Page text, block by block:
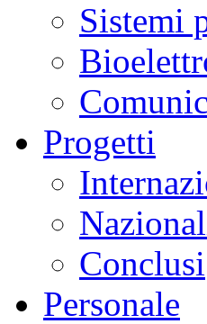
Sistemi
Progetti
Conclusi
Personale